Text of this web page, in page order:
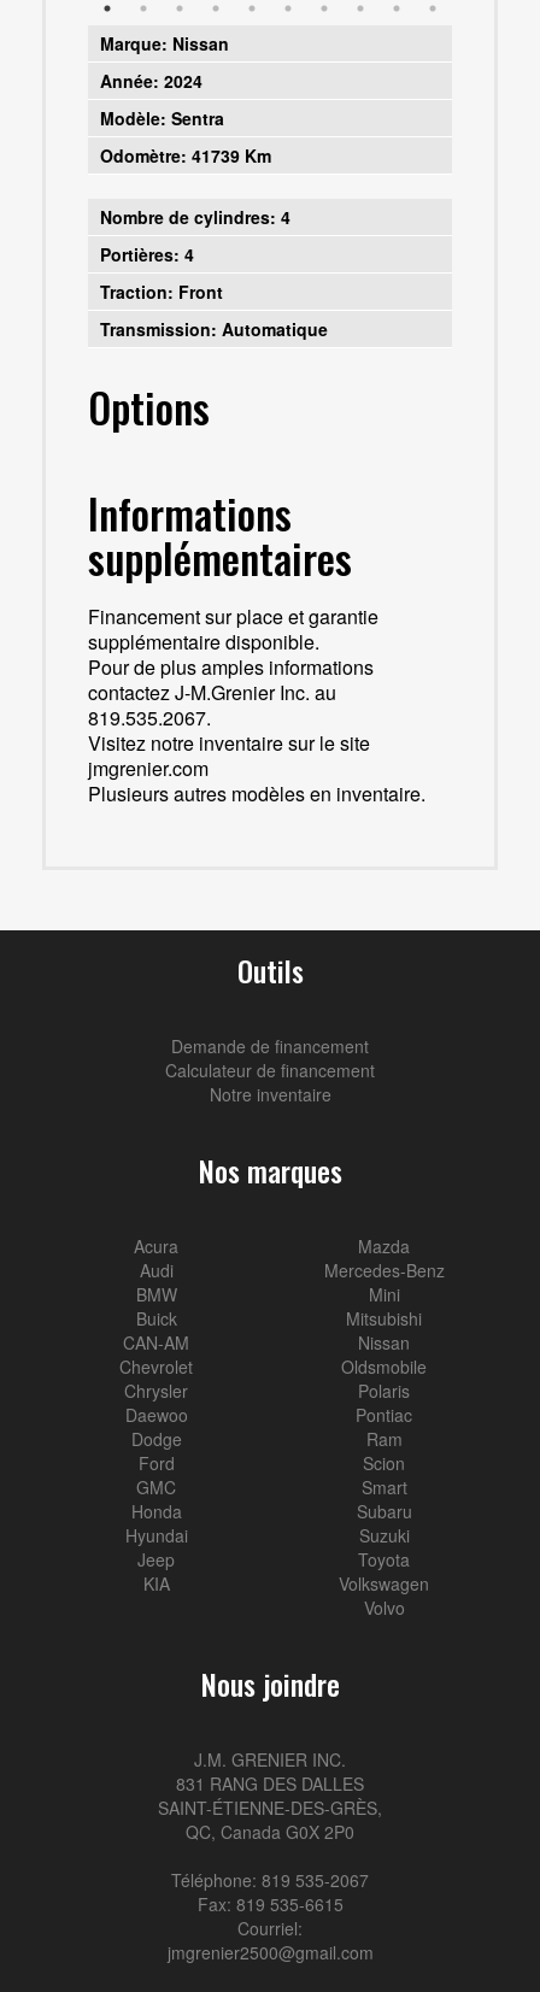
Marque: Nissan
Année: 2024
Modèle: Sentra
Odomètre: 41739 Km
Nombre de cylindres: 4
Portières: 4
Traction: Front
Transmission: Automatique
Options
Informations
supplémentaires
Financement sur place et garantie
supplémentaire disponible.
Pour de plus amples informations
contactez J-M.Grenier Inc. au
819.535.2067.
Visitez notre inventaire sur le site
jmgrenier.com
Plusieurs autres modèles en inventaire.
Outils
Demande de financement
Calculateur de financement
Notre inventaire
Nos marques
Acura
Audi
BMW
Buick
CAN-AM
Chevrolet
Chrysler
Daewoo
Dodge
Ford
GMC
Honda
Hyundai
Jeep
KIA
Mazda
Mercedes-Benz
Mini
Mitsubishi
Nissan
Oldsmobile
Polaris
Pontiac
Ram
Scion
Smart
Subaru
Suzuki
Toyota
Volkswagen
Volvo
Nous joindre
J.M. GRENIER INC.
831 RANG DES DALLES
SAINT-ÉTIENNE-DES-GRÈS,
QC, Canada G0X 2P0
Téléphone: 819 535-2067
Fax: 819 535-6615
Courriel:
jmgrenier2500@gmail.com